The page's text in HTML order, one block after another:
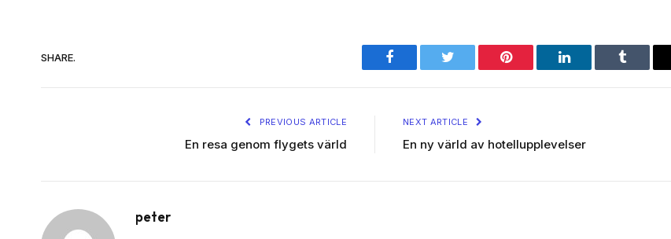
SHARE.
Facebook Twitter Pinterest LinkedIn Tumblr
PREVIOUS ARTICLE
En resa genom flygets värld
NEXT ARTICLE
En ny värld av hotellupplevelser
peter